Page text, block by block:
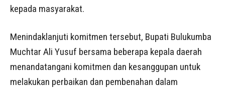
kepada masyarakat.
Menindaklanjuti komitmen tersebut, Bupati Bulukumba
Muchtar Ali Yusuf bersama beberapa kepala daerah
menandatangani komitmen dan kesanggupan untuk
melakukan perbaikan dan pembenahan dalam